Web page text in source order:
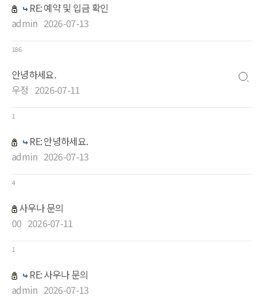
RE: 예약 및 입금 확인
admin 2026-07-13
186
안녕하세요.
우정 2026-07-11
1
RE: 안녕하세요.
admin 2026-07-13
4
사우나 문의
00 2026-07-11
1
RE: 사우나 문의
admin 2026-07-13